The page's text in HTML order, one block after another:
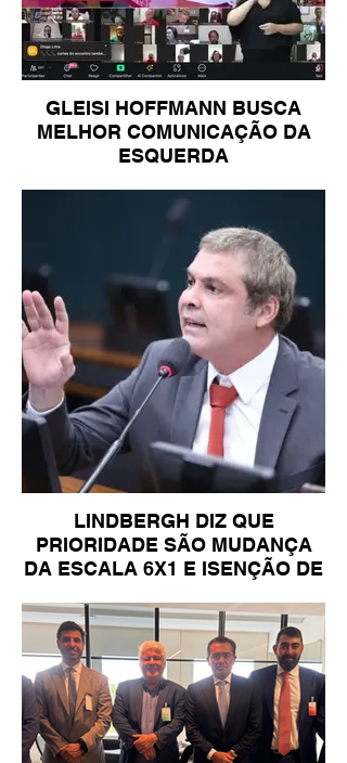
GLEISI HOFFMANN BUSCA
MELHOR COMUNICAÇÃO DA
ESQUERDA
LINDBERGH DIZ QUE
PRIORIDADE SÃO MUDANÇA
DA ESCALA 6X1 E ISENÇÃO DE